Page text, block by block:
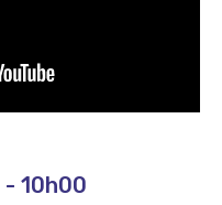
- 10h00